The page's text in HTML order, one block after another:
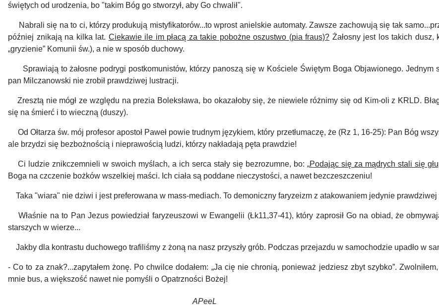
świętych od urodzenia, bo "takim Bóg go stworzył, aby Go chwalił".
Nabrali się na to ci, którzy produkują mistyfikatorów...to wprost anielskie automaty. Zawsze zachowują się tak
później znikają na kilka lat. Ciekawie ile im płacą za takie pobożne oszustwo (pia fraus)? Żałosny jest los takich dusz,
„gryzienie” Komunii św.), a nie w sposób duchowy.
Sprawiają to żałosne podrygi postkomunistów, którzy panoszą się w Kościele Świętym Boga Objawionego. Jednym
pan Milczanowski nie zrobił prawdziwej lustracji.
Zresztą nie mógł ze względu na prezia Boleksława, bo okazałoby się, że niewiele różnimy się od Kim-oli z KRLD.
się na śmierć i to wieczną (duszy).
Od Ołtarza św. mój profesor apostoł Paweł powie trudnym językiem, który przetłumaczę, że (Rz 1, 16-25): Pan Bóg
ale brzydzi się bezbożnością i nieprawością ludzi, którzy nakładają pęta prawdzie!
Ci ludzie znikczemnieli w swoich myślach, a ich serca stały się bezrozumne, bo: „Podając się za mądrych stali się
Boga na czczenie bożków wszelkiej maści. Ich ciała są poddane nieczystości, a nawet bezczeszczeniu!
Taka "wiara" nie dziwi i jest preferowana w mass-mediach. To demoniczny faryzeizm z atakowaniem jedynie
Właśnie na to Pan Jezus powiedział faryzeuszowi w Ewangelii (Łk11,37-41), który zaprosił Go na obiad, że
starszych w wierze...
Jakby dla kontrastu duchowego trafiliśmy z żoną na nasz przyszły grób. Podczas przejazdu w samochodzie upadło w
- Co to za znak?...zapytałem żonę. Po chwilce dodałem: „Ja cię nie chronią, ponieważ jedziesz zbyt szybko”.
mnie bus, a większość nawet nie pomyśli o Opatrzności Bożej!
APeeL